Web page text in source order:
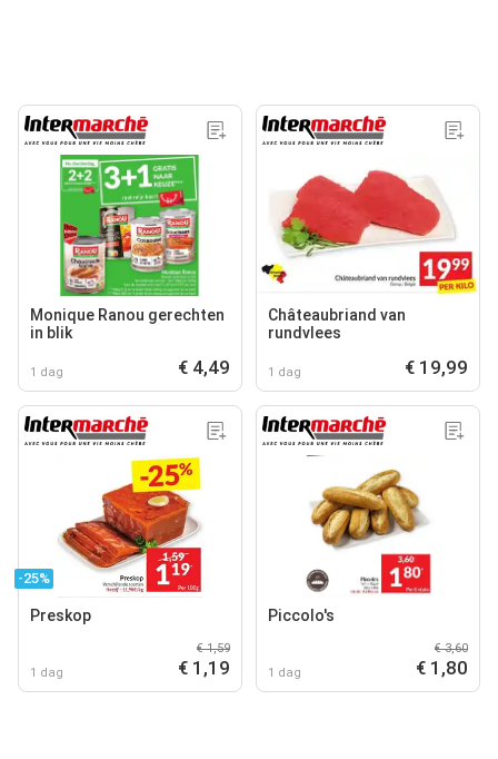
Monique Ranou gerechten
in blik
1 dag € 4,49
Châteaubriand van
rundvlees
1 dag € 19,99
-25%
Preskop
1 dag
€ 1,59
€ 1,19
Piccolo's
1 dag
€ 3,60
€ 1,80